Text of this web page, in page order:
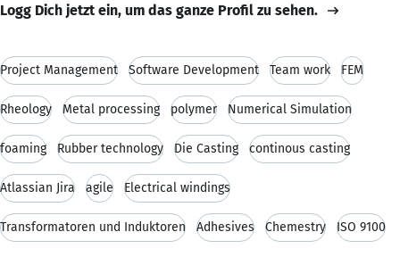
Logg Dich jetzt ein, um das ganze Profil zu sehen.
Project Management Software Development Team work FEM
Rheology Metal processing polymer Numerical Simulation
foaming Rubber technology Die Casting continous casting
Atlassian Jira agile Electrical windings
Transformatoren und Induktoren Adhesives Chemestry ISO 9100